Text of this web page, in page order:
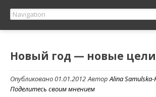
Новый год — новые
Опубликовано 01.01.2012 АвторAlina Samulska-
Поделитесь своим мнением